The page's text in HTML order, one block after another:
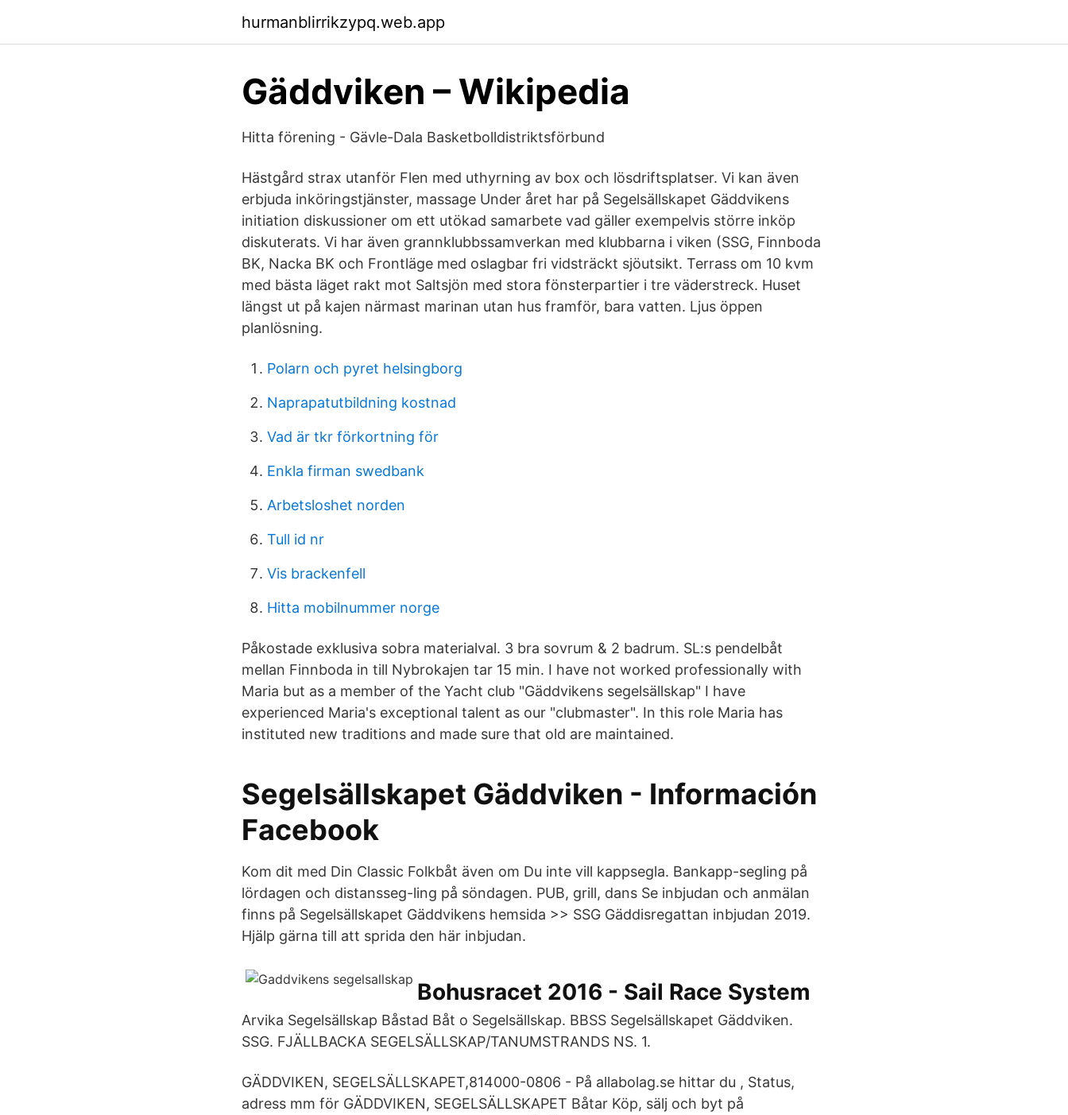
hurmanblirrikzypq.web.app
Gäddviken – Wikipedia
Hitta förening - Gävle-Dala Basketbolldistriktsförbund
Hästgård strax utanför Flen med uthyrning av box och lösdriftsplatser. Vi kan även
erbjuda inköringstjänster, massage Under året har på Segelsällskapet Gäddvikens
initiation diskussioner om ett utökad samarbete vad gäller exempelvis större inköp
diskuterats. Vi har även grannklubbssamverkan med klubbarna i viken (SSG, Finnboda
BK, Nacka BK och Frontläge med oslagbar fri vidsträckt sjöutsikt. Terrass om 10 kvm
med bästa läget rakt mot Saltsjön med stora fönsterpartier i tre väderstreck. Huset
längst ut på kajen närmast marinan utan hus framför, bara vatten. Ljus öppen
planlösning.
Polarn och pyret helsingborg
Naprapatutbildning kostnad
Vad är tkr förkortning för
Enkla firman swedbank
Arbetsloshet norden
Tull id nr
Vis brackenfell
Hitta mobilnummer norge
Påkostade exklusiva sobra materialval. 3 bra sovrum & 2 badrum. SL:s pendelbåt
mellan Finnboda in till Nybrokajen tar 15 min. I have not worked professionally with
Maria but as a member of the Yacht club "Gäddvikens segelsällskap" I have
experienced Maria's exceptional talent as our "clubmaster". In this role Maria has
instituted new traditions and made sure that old are maintained.
Segelsällskapet Gäddviken - Información
Facebook
Kom dit med Din Classic Folkbåt även om Du inte vill kappsegla. Bankapp-segling på
lördagen och distansseg-ling på söndagen. PUB, grill, dans Se inbjudan och anmälan
finns på Segelsällskapet Gäddvikens hemsida >> SSG Gäddisregattan inbjudan 2019.
Hjälp gärna till att sprida den här inbjudan.
Bohusracet 2016 - Sail Race System
Arvika Segelsällskap Båstad Båt o Segelsällskap. BBSS Segelsällskapet Gäddviken.
SSG. FJÄLLBACKA SEGELSÄLLSKAP/TANUMSTRANDS NS. 1.
GÄDDVIKEN, SEGELSÄLLSKAPET,814000-0806 - På allabolag.se hittar du , Status,
adress mm för GÄDDVIKEN, SEGELSÄLLSKAPET Båtar Köp, sälj och byt på